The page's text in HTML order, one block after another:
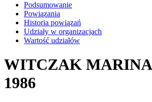
Podsumowanie
Powiązania
Historia powiązań
Udziały w organizacjach
Wartość udziałów
WITCZAK MARINA
1986